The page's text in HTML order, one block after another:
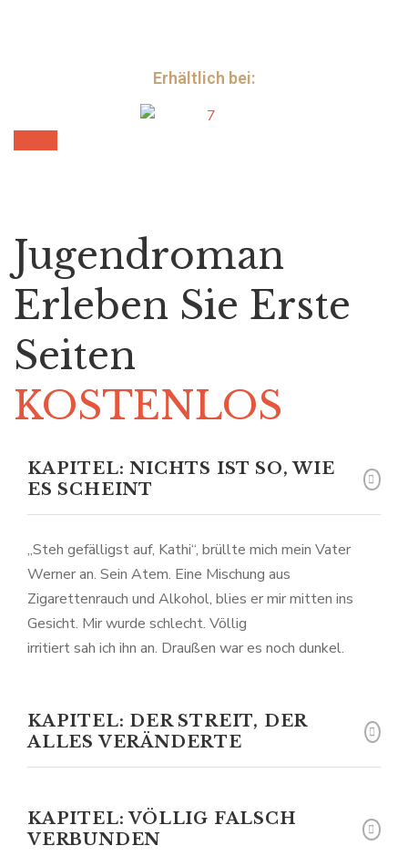
Erhältlich bei:
Jugendroman
Erleben Sie Erste
Seiten
KOSTENLOS
KAPITEL: NICHTS IST SO, WIE
ES SCHEINT
„Steh gefälligst auf, Kathi“, brüllte mich mein Vater
Werner an. Sein Atem. Eine Mischung aus
Zigarettenrauch und Alkohol, blies er mir mitten ins
Gesicht. Mir wurde schlecht. Völlig
irritiert sah ich ihn an. Draußen war es noch dunkel.
KAPITEL: DER STREIT, DER
ALLES VERÄNDERTE
KAPITEL: VÖLLIG FALSCH
VERBUNDEN